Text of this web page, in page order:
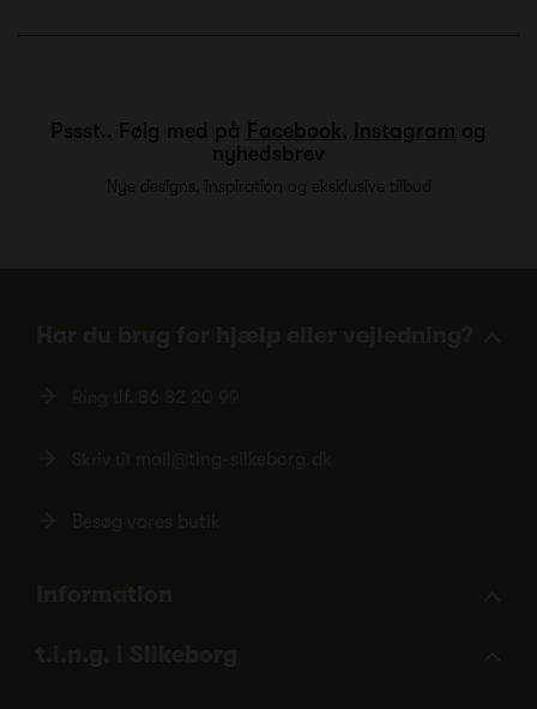
Pssst.. Følg med på Facebook, Instagram og
nyhedsbrev
Nye designs, inspiration og eksklusive tilbud